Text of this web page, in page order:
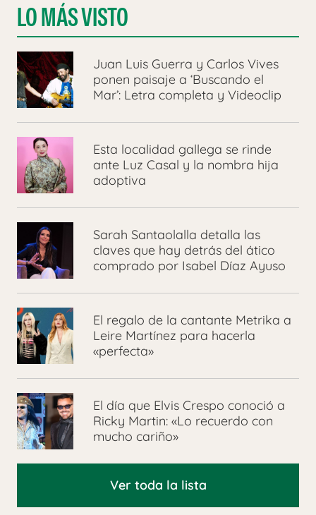
LO MÁS VISTO
Juan Luis Guerra y Carlos Vives
ponen paisaje a ‘Buscando el
Mar’: Letra completa y Videoclip
Esta localidad gallega se rinde
ante Luz Casal y la nombra hija
adoptiva
Sarah Santaolalla detalla las
claves que hay detrás del ático
comprado por Isabel Díaz Ayuso
El regalo de la cantante Metrika a
Leire Martínez para hacerla
«perfecta»
El día que Elvis Crespo conoció a
Ricky Martin: «Lo recuerdo con
mucho cariño»
Ver toda la lista